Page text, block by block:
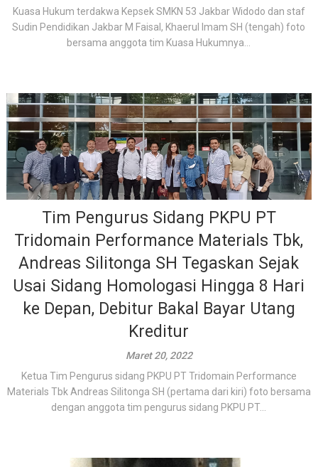
Kuasa Hukum terdakwa Kepsek SMKN 53 Jakbar Widodo dan staf
Sudin Pendidikan Jakbar M Faisal, Khaerul Imam SH (tengah) foto
bersama anggota tim Kuasa Hukumnya...
Tim Pengurus Sidang PKPU PT
Tridomain Performance Materials Tbk,
Andreas Silitonga SH Tegaskan Sejak
Usai Sidang Homologasi Hingga 8 Hari
ke Depan, Debitur Bakal Bayar Utang
Kreditur
Maret 20, 2022
Ketua Tim Pengurus sidang PKPU PT Tridomain Performance
Materials Tbk Andreas Silitonga SH (pertama dari kiri) foto bersama
dengan anggota tim pengurus sidang PKPU PT...